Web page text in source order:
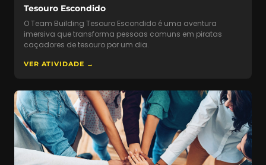
Tesouro Escondido
O Team Building Tesouro Escondido é uma aventura
imersiva que transforma pessoas comuns em piratas
caçadores de tesouro por um dia.
VER ATIVIDADE →